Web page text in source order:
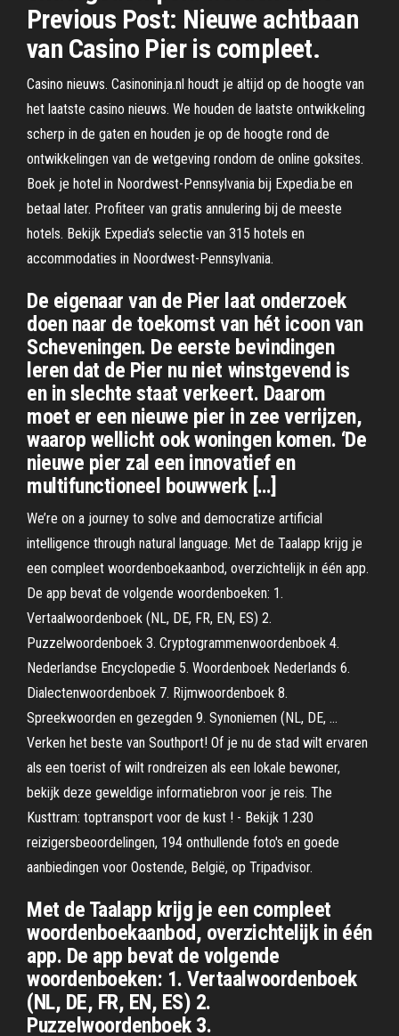
Previous Post: Nieuwe achtbaan
van Casino Pier is compleet.
Casino nieuws. Casinoninja.nl houdt je altijd op de hoogte van
het laatste casino nieuws. We houden de laatste ontwikkeling
scherp in de gaten en houden je op de hoogte rond de
ontwikkelingen van de wetgeving rondom de online goksites.
Boek je hotel in Noordwest-Pennsylvania bij Expedia.be en
betaal later. Profiteer van gratis annulering bij de meeste
hotels. Bekijk Expedia’s selectie van 315 hotels en
accommodaties in Noordwest-Pennsylvania.
De eigenaar van de Pier laat onderzoek
doen naar de toekomst van hét icoon van
Scheveningen. De eerste bevindingen
leren dat de Pier nu niet winstgevend is
en in slechte staat verkeert. Daarom
moet er een nieuwe pier in zee verrijzen,
waarop wellicht ook woningen komen. ‘De
nieuwe pier zal een innovatief en
multifunctioneel bouwwerk […]
We’re on a journey to solve and democratize artificial
intelligence through natural language. Met de Taalapp krijg je
een compleet woordenboekaanbod, overzichtelijk in één app.
De app bevat de volgende woordenboeken: 1.
Vertaalwoordenboek (NL, DE, FR, EN, ES) 2.
Puzzelwoordenboek 3. Cryptogrammenwoordenboek 4.
Nederlandse Encyclopedie 5. Woordenboek Nederlands 6.
Dialectenwoordenboek 7. Rijmwoordenboek 8.
Spreekwoorden en gezegden 9. Synoniemen (NL, DE, …
Verken het beste van Southport! Of je nu de stad wilt ervaren
als een toerist of wilt rondreizen als een lokale bewoner,
bekijk deze geweldige informatiebron voor je reis. The
Kusttram: toptransport voor de kust ! - Bekijk 1.230
reizigersbeoordelingen, 194 onthullende foto's en goede
aanbiedingen voor Oostende, België, op Tripadvisor.
Met de Taalapp krijg je een compleet
woordenboekaanbod, overzichtelijk in één
app. De app bevat de volgende
woordenboeken: 1. Vertaalwoordenboek
(NL, DE, FR, EN, ES) 2.
Puzzelwoordenboek 3.